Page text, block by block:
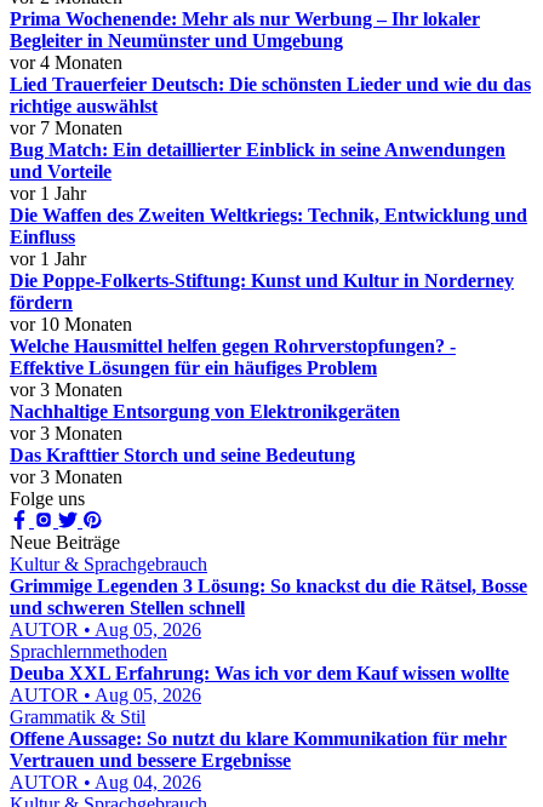
Prima Wochenende: Mehr als nur Werbung – Ihr lokaler
Begleiter in Neumünster und Umgebung
vor 4 Monaten
Lied Trauerfeier Deutsch: Die schönsten Lieder und wie du das
richtige auswählst
vor 7 Monaten
Bug Match: Ein detaillierter Einblick in seine Anwendungen
und Vorteile
vor 1 Jahr
Die Waffen des Zweiten Weltkriegs: Technik, Entwicklung und
Einfluss
vor 1 Jahr
Die Poppe-Folkerts-Stiftung: Kunst und Kultur in Norderney
fördern
vor 10 Monaten
Welche Hausmittel helfen gegen Rohrverstopfungen? -
Effektive Lösungen für ein häufiges Problem
vor 3 Monaten
Nachhaltige Entsorgung von Elektronikgeräten
vor 3 Monaten
Das Krafttier Storch und seine Bedeutung
vor 3 Monaten
Folge uns
Neue Beiträge
Kultur & Sprachgebrauch
Grimmige Legenden 3 Lösung: So knackst du die Rätsel, Bosse
und schweren Stellen schnell
AUTOR • Aug 05, 2026
Sprachlernmethoden
Deuba XXL Erfahrung: Was ich vor dem Kauf wissen wollte
AUTOR • Aug 05, 2026
Grammatik & Stil
Offene Aussage: So nutzt du klare Kommunikation für mehr
Vertrauen und bessere Ergebnisse
AUTOR • Aug 04, 2026